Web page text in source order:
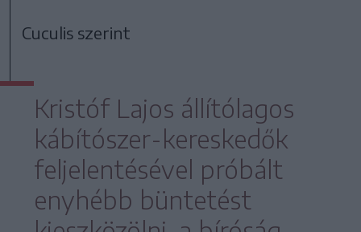
Cuculis szerint
Kristóf Lajos állítólagos
kábítószer-kereskedők
feljelentésével próbált
enyhébb büntetést